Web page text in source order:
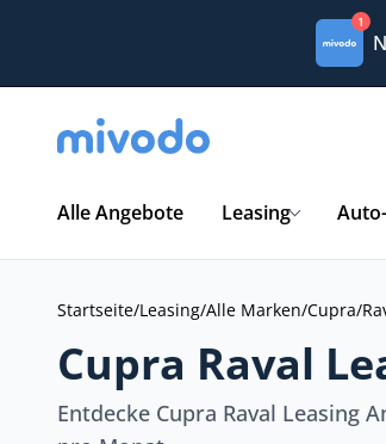
1
Alle Angebote Leasing
Startseite/Leasing/Alle Marken/Cupra/
Cupra Raval
Entdecke Cupra Raval Leasing